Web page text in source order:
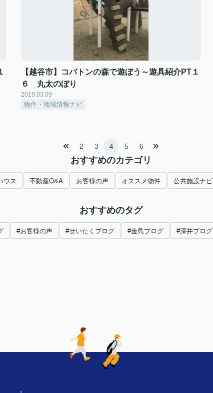
【越谷市】コバトンの森で遊ぼう～遊具紹介PT１
６ 丸太のぼり
2019.03.09
物件・地域情報ナビ
2 3 4 5 6
おすすめのカテゴリ
ウス 不動産Q&A お客様の声 オススメ物件 公共施設ナビ
おすすめのタグ
#お客様の声 #せいたくブログ #金島ブログ #深井ブログ